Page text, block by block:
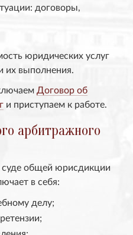
договоры,
юридических услуг
их выполнения.
Договор об
и приступаем к работе.
арбитражного
суде общей юрисдикции
в себя:
делу;